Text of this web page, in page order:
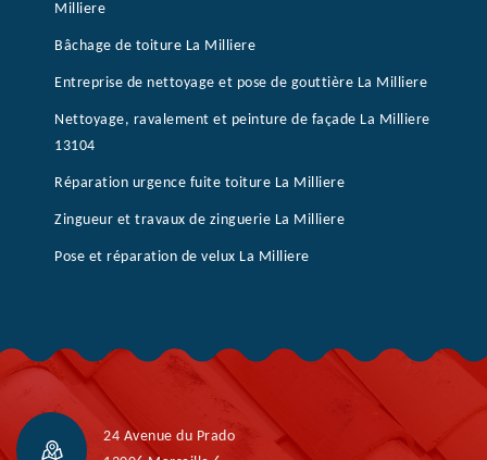
Milliere
Bâchage de toiture La Milliere
Entreprise de nettoyage et pose de gouttière La Milliere
Nettoyage, ravalement et peinture de façade La Milliere
13104
Réparation urgence fuite toiture La Milliere
Zingueur et travaux de zinguerie La Milliere
Pose et réparation de velux La Milliere
24 Avenue du Prado